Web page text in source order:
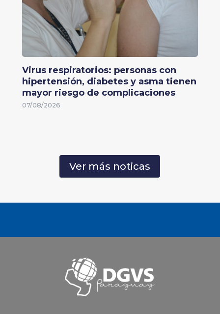
Virus respiratorios: personas con
hipertensión, diabetes y asma tienen
mayor riesgo de complicaciones
07/08/2026
Ver más noticas